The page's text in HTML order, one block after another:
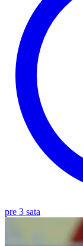
pre 3 sata